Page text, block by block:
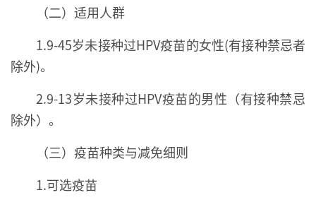
（二）适用人群
1.9-45岁未接种过HPV疫苗的女性(有接种禁忌者
除外)。
2.9-13岁未接种过HPV疫苗的男性（有接种禁忌
除外）。
（三）疫苗种类与减免细则
1.可选疫苗